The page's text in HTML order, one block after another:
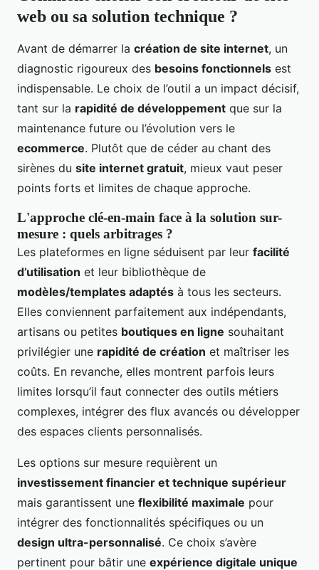
web ou sa solution technique ?
Avant de démarrer la création de site internet, un
diagnostic rigoureux des besoins fonctionnels est
indispensable. Le choix de l’outil a un impact décisif,
tant sur la rapidité de développement que sur la
maintenance future ou l’évolution vers le
ecommerce. Plutôt que de céder au chant des
sirènes du site internet gratuit, mieux vaut peser
points forts et limites de chaque approche.
L'approche clé-en-main face à la solution sur-
mesure : quels arbitrages ?
Les plateformes en ligne séduisent par leur facilité
d’utilisation et leur bibliothèque de
modèles/templates adaptés à tous les secteurs.
Elles conviennent parfaitement aux indépendants,
artisans ou petites boutiques en ligne souhaitant
privilégier une rapidité de création et maîtriser les
coûts. En revanche, elles montrent parfois leurs
limites lorsqu’il faut connecter des outils métiers
complexes, intégrer des flux avancés ou développer
des espaces clients personnalisés.
Les options sur mesure requièrent un
investissement financier et technique supérieur
mais garantissent une flexibilité maximale pour
intégrer des fonctionnalités spécifiques ou un
design ultra-personnalisé. Ce choix s’avère
pertinent pour bâtir une expérience digitale unique